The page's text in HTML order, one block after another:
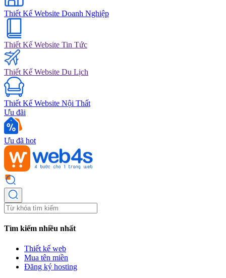
Thiết Kế Website Doanh Nghiệp
Thiết Kế Website Tin Tức
Thiết Kế Website Du Lịch
Thiết Kế Website Nội Thất
Ưu đãi
Ưu đã hot
Tìm kiếm nhiều nhất
Thiết kế web
Mua tên miền
Đăng ký hosting